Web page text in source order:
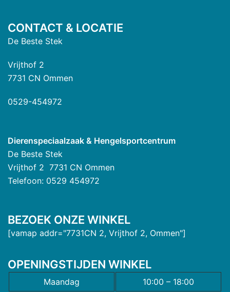
CONTACT & LOCATIE
De Beste Stek
Vrijthof 2
7731 CN Ommen
0529-454972
Dierenspeciaalzaak & Hengelsportcentrum
De Beste Stek
Vrijthof 2 7731 CN Ommen
Telefoon: 0529 454972
BEZOEK ONZE WINKEL
[vamap addr="7731CN 2, Vrijthof 2, Ommen"]
OPENINGSTIJDEN WINKEL
Maandag
10:00 – 18:00